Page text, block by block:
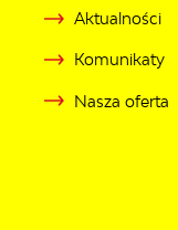
Aktualności
Komunikaty
Nasza oferta